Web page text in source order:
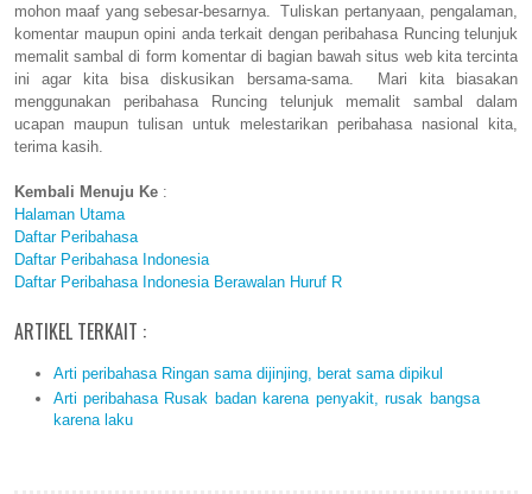
mohon maaf yang sebesar-besarnya. Tuliskan pertanyaan, pengalaman,
komentar maupun opini anda terkait dengan peribahasa Runcing telunjuk
memalit sambal di form komentar di bagian bawah situs web kita tercinta
ini agar kita bisa diskusikan bersama-sama. Mari kita biasakan
menggunakan peribahasa Runcing telunjuk memalit sambal dalam
ucapan maupun tulisan untuk melestarikan peribahasa nasional kita,
terima kasih.
Kembali Menuju Ke :
Halaman Utama
Daftar Peribahasa
Daftar Peribahasa Indonesia
Daftar Peribahasa Indonesia Berawalan Huruf R
ARTIKEL TERKAIT :
Arti peribahasa Ringan sama dijinjing, berat sama dipikul
Arti peribahasa Rusak badan karena penyakit, rusak bangsa
karena laku